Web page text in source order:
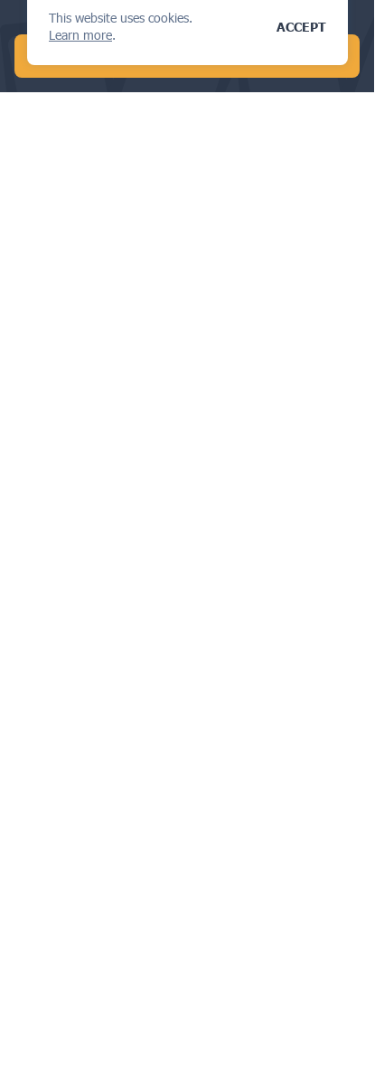
This website uses cookies.
Learn more.
ACCEPT
PATEN
Cara Mendaftar Paten di Prancis:
Persyaratan, Biaya, dan Manfaat
Conduct a global AI search in 1 min!